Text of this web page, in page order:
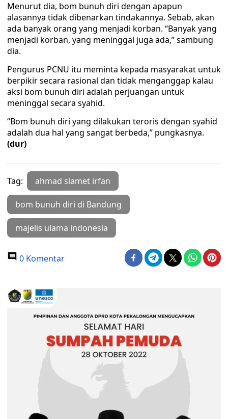
Menurut dia, bom bunuh diri dengan apapun
alasannya tidak dibenarkan tindakannya. Sebab, akan
ada banyak orang yang menjadi korban. “Banyak yang
menjadi korban, yang meninggal juga ada,” sambung
dia.
Pengurus PCNU itu meminta kepada masyarakat untuk
berpikir secara rasional dan tidak menganggap kalau
aksi bom bunuh diri adalah perjuangan untuk
meninggal secara syahid.
“Bom bunuh diri yang dilakukan teroris dengan syahid
adalah dua hal yang sangat berbeda,” pungkasnya.
(dur)
Tag: ahmad slamet irfan
bom bunuh diri di Bandung
majelis ulama indonesia
0 Komentar